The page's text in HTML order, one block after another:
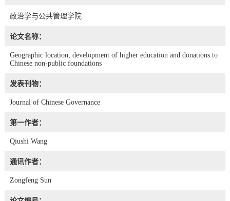
政治学与公共管理学院
论文名称：
Geographic location, development of higher education and donations to
Chinese non-public foundations
发表刊物：
Journal of Chinese Governance
第一作者：
Qiushi Wang
通讯作者：
Zongfeng Sun